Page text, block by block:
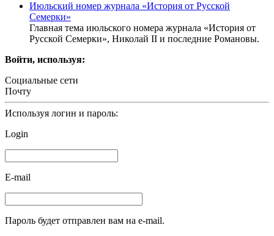
Июльский номер журнала «История от Русской
Семерки»
Главная тема июльского номера журнала «История от
Русской Семерки», Николай II и последние Романовы.
Войти, используя:
Социальные сети
Почту
Используя логин и пароль:
Login
E-mail
Пароль будет отправлен вам на e-mail.